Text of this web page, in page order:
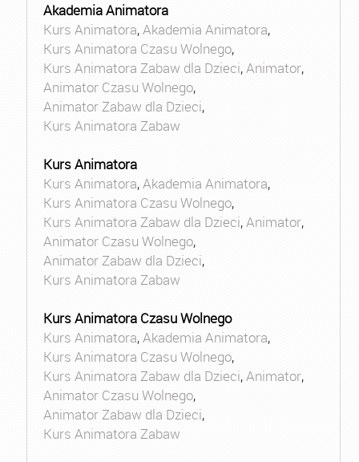
Akademia Animatora
Kurs Animatora,Akademia Animatora,
Kurs Animatora Czasu Wolnego,
Kurs Animatora Zabaw dla Dzieci,Animator,
Animator Czasu Wolnego,
Animator Zabaw dla Dzieci,
Kurs Animatora Zabaw
Kurs Animatora
Kurs Animatora,Akademia Animatora,
Kurs Animatora Czasu Wolnego,
Kurs Animatora Zabaw dla Dzieci,Animator,
Animator Czasu Wolnego,
Animator Zabaw dla Dzieci,
Kurs Animatora Zabaw
Kurs Animatora Czasu Wolnego
Kurs Animatora,Akademia Animatora,
Kurs Animatora Czasu Wolnego,
Kurs Animatora Zabaw dla Dzieci,Animator,
Animator Czasu Wolnego,
Animator Zabaw dla Dzieci,
Kurs Animatora Zabaw